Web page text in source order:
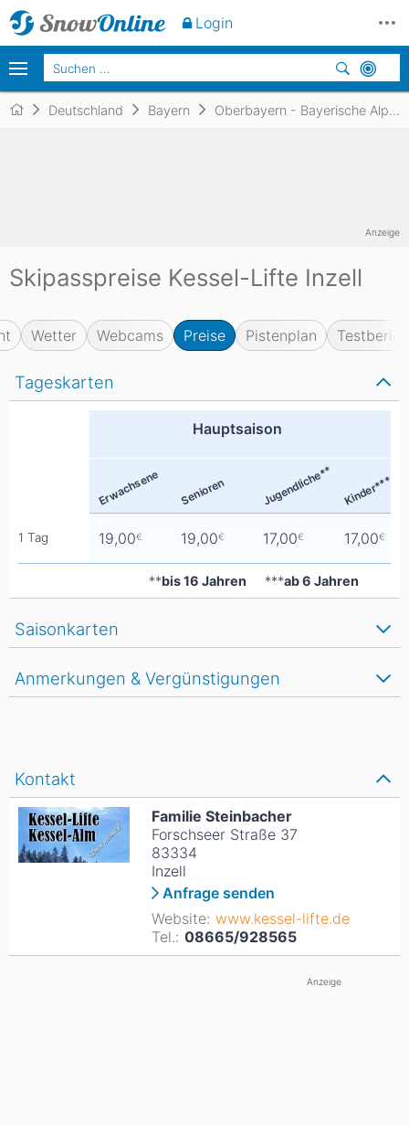
Deutschland Bayern Oberbayern - Bayerische Alpen
Skipasspreise Kessel-Lifte Inzell
Wetter Webcams Preise Pistenplan
Tageskarten
Hauptsaison
Erwachsene Senioren Jugendliche** Kinder***
1 Tag 19,00€ 19,00€ 17,00€ 17,00€
**bis 16 Jahren ***ab 6 Jahren
Saisonkarten
Anmerkungen & Vergünstigungen
Kontakt
Familie Steinbacher
Forschseer Straße 37
83334
Inzell
Anfrage senden
Website: www.kessel-lifte.de
Tel.: 08665/928565
Anzeige
Anzeige
Login